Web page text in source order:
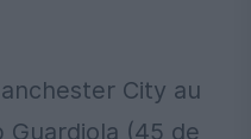
City au
Guardiola (45 de